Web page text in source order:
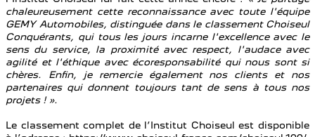
chaleureusement cette reconnaissance avec toute l'équipe
GEMY Automobiles, distinguée dans le classement Choiseul
Conquérants, qui tous les jours incarne l'excellence avec le
sens du service, la proximité avec respect, l'audace avec
agilité et l'éthique avec écoresponsabilité qui nous sont si
chères. Enfin, je remercie également nos clients et nos
partenaires qui donnent toujours tant de sens à tous nos
projets ! ».
Le classement complet de l’Institut Choiseul est disponible